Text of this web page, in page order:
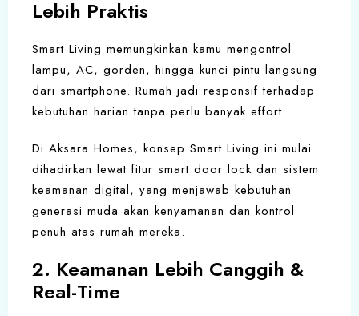
Lebih Praktis
Smart Living memungkinkan kamu mengontrol
lampu, AC, gorden, hingga kunci pintu langsung
dari smartphone. Rumah jadi responsif terhadap
kebutuhan harian tanpa perlu banyak effort.
Di Aksara Homes, konsep Smart Living ini mulai
dihadirkan lewat fitur smart door lock dan sistem
keamanan digital, yang menjawab kebutuhan
generasi muda akan kenyamanan dan kontrol
penuh atas rumah mereka.
2. Keamanan Lebih Canggih &
Real-Time